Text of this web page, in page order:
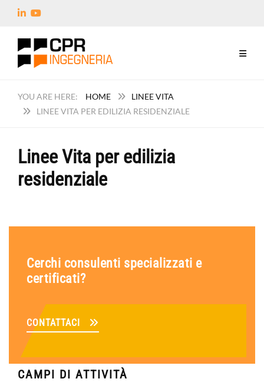
HOME
LINEE VITA
LINEE VITA PER EDILIZIA RESIDENZIALE
Linee Vita per edilizia
residenziale
Cerchi consulenti specializzati e
certificati?
CONTATTACI
CAMPI DI ATTIVITÀ